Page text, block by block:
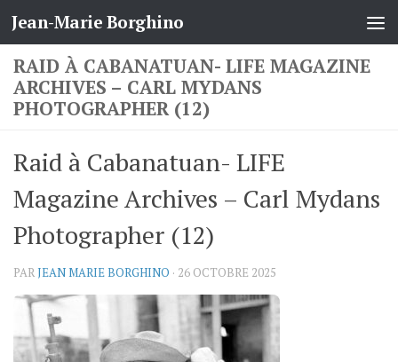
Skip to content
Jean-Marie Borghino
RAID À CABANATUAN- LIFE MAGAZINE
ARCHIVES – CARL MYDANS
PHOTOGRAPHER (12)
Raid à Cabanatuan- LIFE
Magazine Archives – Carl Mydans
Photographer (12)
PARJEAN MARIE BORGHINO · 26 OCTOBRE 2025